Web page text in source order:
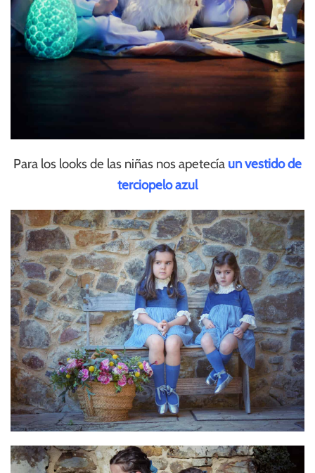
Para los looks de las niñas nos apetecía un vestido de
terciopelo azul